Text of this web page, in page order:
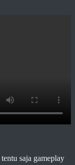
tentu saja gameplay